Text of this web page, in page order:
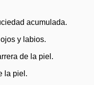
acumulada.
y labios.
de la piel.
la piel.